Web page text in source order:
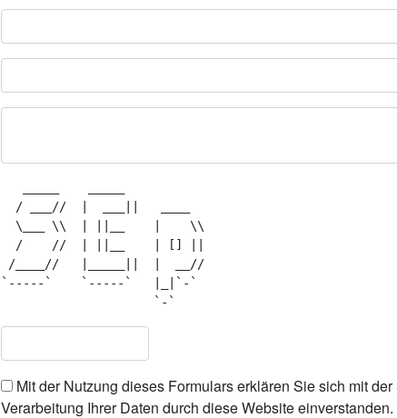
  / ___//  |  ___||   ____
  \___ \\  | ||__    |    \\
  /    //  | ||__    | [] ||
/____//   |_____||  |  __//
`-----`    `-----`   |_|`-`
Mit der Nutzung dieses Formulars erklären Sie sich mit
Verarbeitung Ihrer Daten durch diese Website